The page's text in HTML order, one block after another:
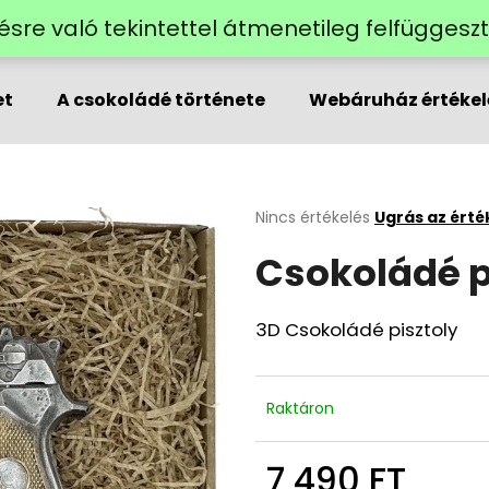
való tekintettel átmenetileg
A csokoládé története Webáruház
A
átlagos
értékelése
ből
0,0
Nincs értékelés Ugrás az
Csokoládé
3D Csokoládé pisztoly
Raktáron
Ajánljuk